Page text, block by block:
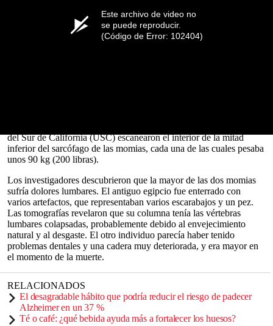
Este archivo de video no
se puede reproducir.
(Código de Error: 102404)
Los radiólogos sometieron a dosmomias fechadas en 330 a.C. y
190 a.C. a radiografías por tomografía computarizada (TC), lo que
ofrece una visión de la vida de los antiguos egipcios hace más de
del Sur de California (USC) escanearon el interior de la mitad
inferior del sarcófago de las momias, cada una de las cuales pesaba
unos 90 kg (200 libras).
Los investigadores descubrieron que la mayor de las dos momias
sufría dolores lumbares. El antiguo egipcio fue enterrado con
varios artefactos, que representaban varios escarabajos y un pez.
Las tomografías revelaron que su columna tenía las vértebras
lumbares colapsadas, probablemente debido al envejecimiento
natural y al desgaste. El otro individuo parecía haber tenido
problemas dentales y una cadera muy deteriorada, y era mayor en
el momento de la muerte.
RELACIONADOS
El desagradable hábito que podría reducir el riesgo de padecer
Alzheimer en un 37 %
Té o café: ¿qué bebida ayuda más a fortalecer los huesos?